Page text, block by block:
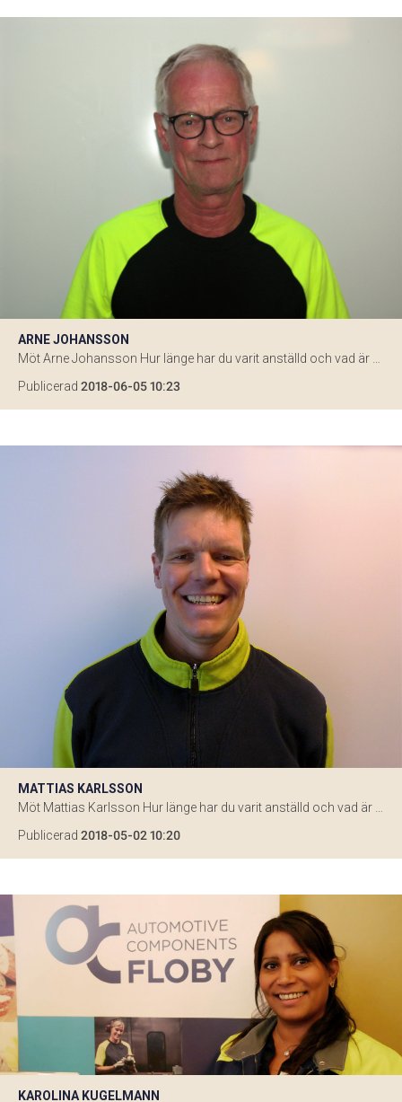
ARNE JOHANSSON
Publicerad 2018-06-05 10:23
MATTIAS KARLSSON
Publicerad 2018-05-02 10:20
KAROLINA KUGELMANN